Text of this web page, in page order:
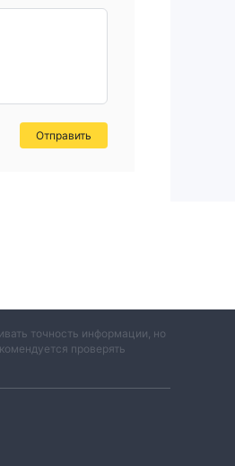
Отправить
точность информации, но
проверять